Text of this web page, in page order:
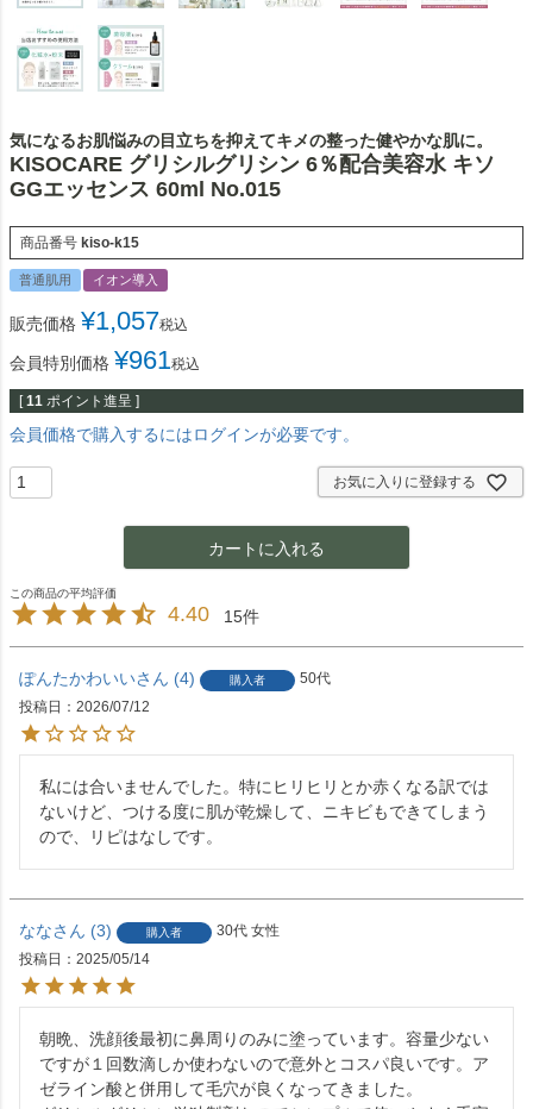
気になるお肌悩みの目立ちを抑えてキメの整った健やかな肌に。
KISOCARE グリシルグリシン 6％配合美容水 キソ
GGエッセンス 60ml No.015
商品番号 kiso-k15
普通肌用 イオン導入
販売価格 ¥1,057税込
会員特別価格 ¥961税込
[ 11 ポイント進呈 ]
会員価格で購入するにはログインが必要です。
お気に入りに登録する
カートに入れる
4.40 15
ぽんたかわいい 4 購入者
50代
投稿日
2026/07/12
私には合いませんでした。特にヒリヒリとか赤くなる訳では
ないけど、つける度に肌が乾燥して、ニキビもできてしまう
ので、リピはなしです。
なな 3 購入者 30代 女性
投稿日
2025/05/14
朝晩、洗顔後最初に鼻周りのみに塗っています。容量少ない
ですが１回数滴しか使わないので意外とコスパ良いです。ア
ゼライン酸と併用して毛穴が良くなってきました。